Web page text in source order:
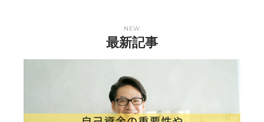
NEW
最新記事